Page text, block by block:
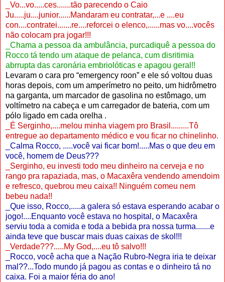
_Vo...vo.....ces.......tão parecendo o Caio
Ju.....ju....junior......Mandaram eu contratar,...e ....eu
con....contratei.......re....reforcei o elenco,......mas vo....vocês
não colocam pra jogar!!!
_Chama a pessoa da ambulância, purcadiquê a pessoa do
Rocco tá tendo um ataque de pelanca, cum disritimia
abrrupta das caronária embriolóticas e apagou geral!!
Levaram o cara pro “emergency roon” e ele só voltou duas
horas depois, com um amperímetro no peito, um hidrômetro
na garganta, um marcador de gasolina no estômago, um
voltímetro na cabeça e um carregador de bateria, com um
pólo ligado em cada orelha .
_É Serginho,....melou minha viagem pro Brasil.........Tô
entregue ao departamento médico e vou ficar no chinelinho.
_Calma Rocco, .....você vai ficar bom!.....Mas o que deu em
você, homem de Deus???
_Serginho, eu investi todo meu dinheiro na cerveja e no
rango pra rapaziada, mas, o Macaxêra vendendo amendoim
e refresco, quebrou meu caixa!! Ninguém comeu nem
bebeu nada!!
_Que isso, Rocco,.....a galera só estava esperando acabar o
jogo!....Enquanto você estava no hospital, o Macaxêra
serviu toda a comida e toda a bebida pra nossa turma.......e
ainda teve que buscar mais duas caixas de skol!!!
_Verdade???.....My God,....eu tô salvo!!!
_Rocco, você acha que a Nação Rubro-Negra iria te deixar
mal??...Todo mundo já pagou as contas e o dinheiro tá no
caixa. Foi a maior féria do ano!